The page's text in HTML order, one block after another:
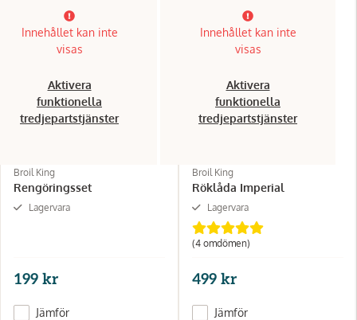
Innehållet kan inte
visas
Aktivera
funktionella
tredjepartstjänster
Broil King
Rengöringsset
Lagervara
199 kr
Jämför
Innehållet kan inte
visas
Aktivera
funktionella
tredjepartstjänster
Broil King
Röklåda Imperial
Lagervara
(4 omdömen)
499 kr
Jämför